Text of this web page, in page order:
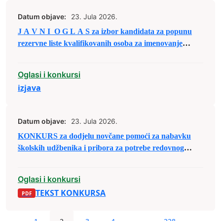
Datum objave:
23. Jula 2026.
J A V N I O G L A S za izbor kandidata za popunu
rezervne liste kvalifikovanih osoba za imenovanje
Oglasi i konkursi
izjava
Datum objave:
23. Jula 2026.
KONKURS za dodjelu novčane pomoći za nabavku
školskih udžbenika i pribora za potrebe redovnog
Oglasi i konkursi
TEKST KONKURSA